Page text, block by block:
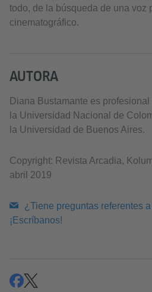
todo, de la búsqueda de una voz
cinematográfico.
AUTORA
Diana Bustamante es
la Universidad Nacional de
la Universidad de Buenos Aires.
Copyright: Revista Arcadia,
abril 2019
¿Tiene preguntas referentes
¡Escríbanos!
compartir
compartir